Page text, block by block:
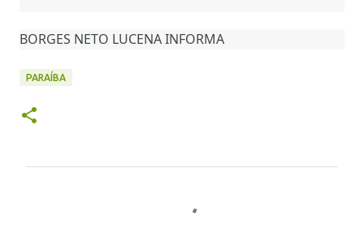
BORGES NETO LUCENA INFORMA
PARAÍBA